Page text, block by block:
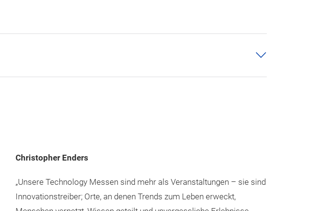
Christopher Enders
„Unsere Technology Messen sind mehr als Veranstaltungen – sie sind
Innovationstreiber; Orte, an denen Trends zum Leben erweckt,